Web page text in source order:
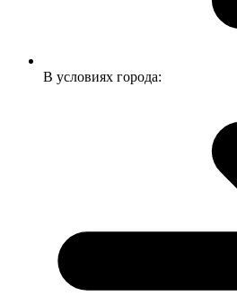
В условиях города: